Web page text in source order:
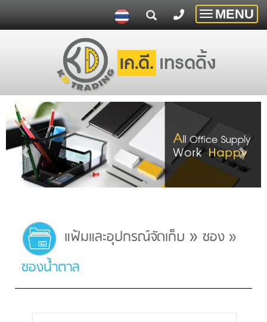
Toggle
MENU
แฟ้มและอุปกรณ์จัดเก็บ » ซอง »
ซองน้ำตาล